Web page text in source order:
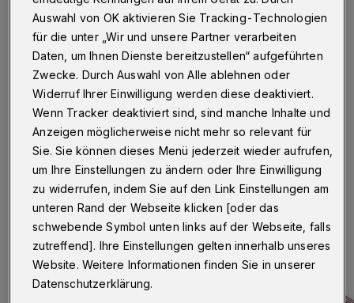
Wuppertal·Auch der Wuppertaler Filiale des
Laufschuh-Anbieters „Runners Point“ droht das Aus.
Nach Angaben der „Rheinischen Post“ plant der
Mutterkonzern „Foot Locker“ offenbar die Schließung
aller Sportartikel-Läden – und damit auch der in den
Elberfelder City-Arkaden.
18.05.2020 , 22:36 Uhr Eine Minute Lesezeit
Auswahl von OK aktivieren Sie Tracking-Technologien
für die unter „Wir und unsere Partner verarbeiten
Daten, um Ihnen Dienste bereitzustellen“ aufgeführten
Zwecke. Durch Auswahl von Alle ablehnen oder
Widerruf Ihrer Einwilligung werden diese deaktiviert.
Wenn Tracker deaktiviert sind, sind manche Inhalte und
Anzeigen möglicherweise nicht mehr so relevant für
Sie. Sie können dieses Menü jederzeit wieder aufrufen,
um Ihre Einstellungen zu ändern oder Ihre Einwilligung
zu widerrufen, indem Sie auf den Link Einstellungen am
unteren Rand der Webseite klicken [oder das
schwebende Symbol unten links auf der Webseite, falls
zutreffend]. Ihre Einstellungen gelten innerhalb unseres
Website. Weitere Informationen finden Sie in unserer
Datenschutzerklärung.